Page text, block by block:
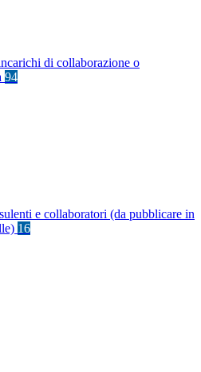
di collaborazione o
94
e collaboratori (da pubblicare in
16